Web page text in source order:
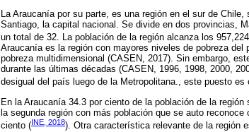
La Araucanía por su parte, es una región en el sur de
Santiago, la capital nacional. Se divide en dos provincias,
un total de 32. La población de la región alcanza los
Araucanía es la región con mayores niveles de pobreza
pobreza multidimensional (CASEN, 2017). Sin embargo,
durante las últimas décadas (CASEN, 1996, 1998, 2000,
desigual del país luego de la Metropolitana., este puesto
En la Araucanía 34.3 por ciento de la población de la
la segunda región con más población que se auto
ciento (INE, 2018). Otra característica relevante de la región